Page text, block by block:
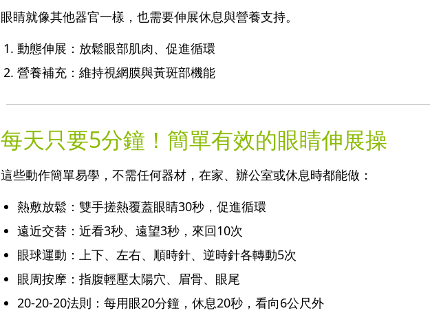
眼睛就像其他器官一樣，也需要伸展休息與營養支持。
動態伸展：放鬆眼部肌肉、促進循環
營養補充：維持視網膜與黃斑部機能
每天只要5分鐘！簡單有效的眼睛伸展操
這些動作簡單易學，不需任何器材，在家、辦公室或休息時都能做：
熱敷放鬆：雙手搓熱覆蓋眼睛30秒，促進循環
遠近交替：近看3秒、遠望3秒，來回10次
眼球運動：上下、左右、順時針、逆時針各轉動5次
眼周按摩：指腹輕壓太陽穴、眉骨、眼尾
20-20-20法則：每用眼20分鐘，休息20秒，看向6公尺外